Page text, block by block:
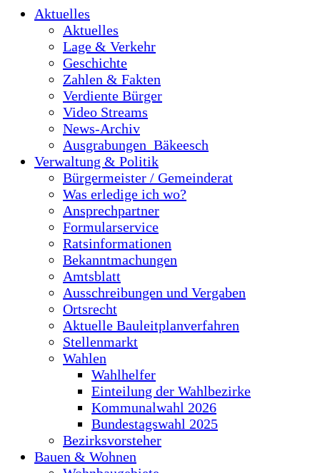
Aktuelles
Aktuelles
Lage & Verkehr
Geschichte
Zahlen & Fakten
Verdiente Bürger
Video Streams
News-Archiv
Ausgrabungen_Bäkeesch
Verwaltung & Politik
Bürgermeister / Gemeinderat
Was erledige ich wo?
Ansprechpartner
Formularservice
Ratsinformationen
Bekanntmachungen
Amtsblatt
Ausschreibungen und Vergaben
Ortsrecht
Aktuelle Bauleitplanverfahren
Stellenmarkt
Wahlen
Wahlhelfer
Einteilung der Wahlbezirke
Kommunalwahl 2026
Bundestagswahl 2025
Bezirksvorsteher
Bauen & Wohnen